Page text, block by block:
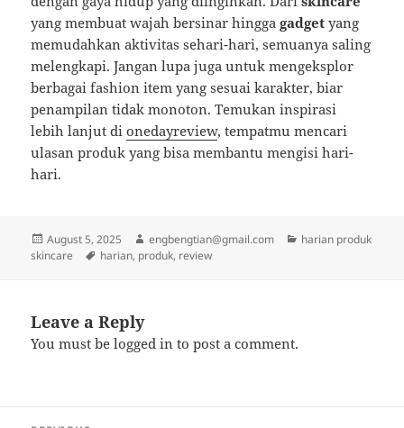
yang membuat wajah bersinar hinggagadget yang
memudahkan aktivitas sehari-hari, semuanya saling
melengkapi. Jangan lupa juga untuk mengeksplor
berbagai fashion item yang sesuai karakter, biar
penampilan tidak monoton. Temukan inspirasi
lebih lanjut dionedayreview, tempatmu mencari
ulasan produk yang bisa membantu mengisi hari-
hari.
Posted
on
August 5, 2025 Author
engbengtian@gmail.com Categories
harian produk
skincare
Tags
harian, produk, review
Leave a Reply
You must belogged in to post a comment.